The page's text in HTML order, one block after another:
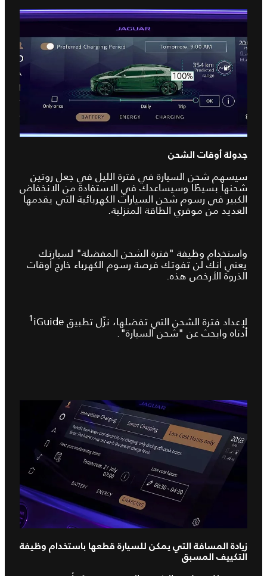
جدولة أوقات الشحن
سيسهم شحن السيارة في فترة الليل في جعل روتين
شحنها بسيطًا وسيساعدك في الاستفادة من الانخفاض
الكبير في رسوم شحن السيارات الكهربائية التي يقدمها
العديد من موفري الطاقة المنزلية.
واستخدام وظيفة "فترة الشحن المفضلة" لسيارتك
يعني أنك لن تفوتك فرصة رسوم الكهرباء خارج أوقات
الذروة الأرخص هذه.
لإعداد فترة الشحن التي تفضلها، نزّل تطبيق iGuide‏ 1
أدناه وابحث عن "شحن السيارة".
زيادة المسافة التي يمكن للسيارة قطعها باستخدام وظيفة
التكييف المسبق